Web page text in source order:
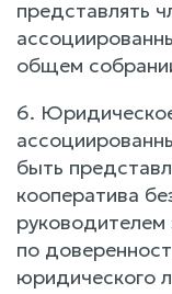
представлять
общем
6.
быть
кооператива
руководителем
по
юридического